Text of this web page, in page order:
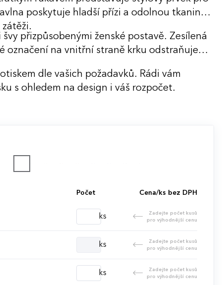
poskytuje hladší přízi a odolnou tkaninu,
přizpůsobenými ženské postavě. Zesílená
označení na vnitřní straně krku odstraňuje
dle vašich požadavků. Rádi vám
s ohledem na design i váš rozpočet.
Počet Cena/ks bez DPH
ks
Zadejte počet kusů
pro výhodnější cenu
ks
Zadejte počet kusů
pro výhodnější cenu
ks
Zadejte počet kusů
pro výhodnější cenu